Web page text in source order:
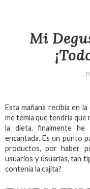
Mi
Esta mañana recibía en
me temía que tendría que
la dieta, finalmente he
encantada. Es un punto
productos, por haber
usuarios y usuarias, tan
contenía la cajita?